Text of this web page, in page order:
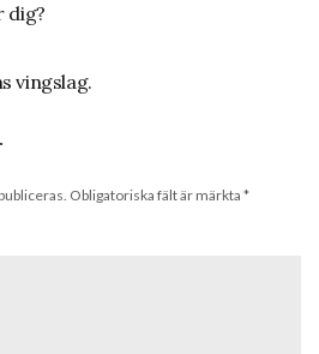
dig?
vingslag.
Obligatoriska fält är märkta *